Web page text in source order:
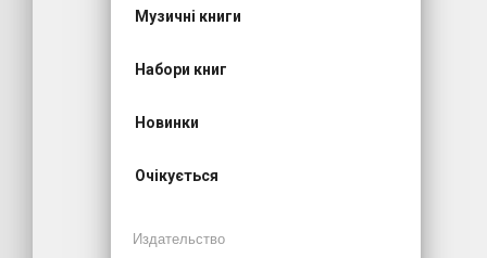
Музичні книги
Набори книг
Новинки
Очікується